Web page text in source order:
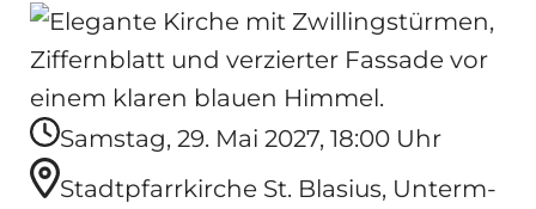
Samstag, 29. Mai 2027, 18:00 Uhr
Stadtpfarrkirche St. Blasius, Unterm-